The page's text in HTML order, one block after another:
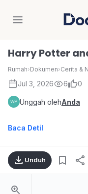
Harry Potter
Rumah›Dokumen›Cerita &
Jul 3, 2026 6 0
Unggah olehAnda
Baca Detil
Unduh